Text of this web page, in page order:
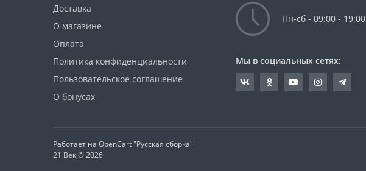
Доставка
О магазине
Оплата
Политика конфиденциальности
Пользовательское соглашение
О бонусах
Пн-сб - 09:00 - 19:00
Мы в социальных сетях:
Работает на OpenCart "Русская сборка"
21 Век © 2026